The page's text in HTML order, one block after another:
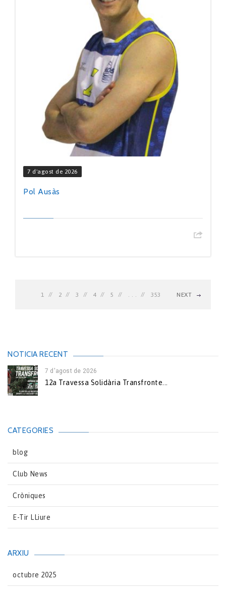
7 d'agost de 2026
Pol Ausàs
1 2 3 4 5 . . . 353 NEXT
NOTICIA RECENT
7 d'agost de 2026
12a Travessa Solidària Transfronte...
CATEGORIES
blog
Club News
Cròniques
E-Tir LLiure
ARXIU
octubre 2025